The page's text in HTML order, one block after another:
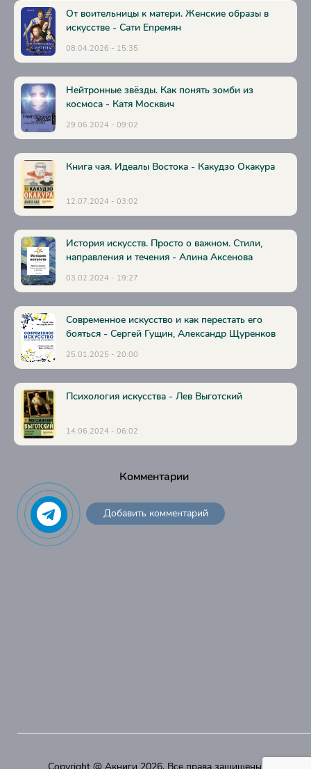
От воительницы к матери. Женские образы в
искусстве - Сати Епремян
08.04.2026 - 15:35
Нейтронные звёзды. Как понять зомби из
космоса - Катя Москвич
29.06.2024 - 09:02
Книга чая. Идеалы Востока - Какудзо Окакура
12.07.2024 - 03:02
История искусств. Просто о важном. Стили,
направления и течения - Алина Аксенова
03.02.2024 - 19:27
Современное искусство и как перестать его
бояться - Сергей Гущин, Александр Щуренков
25.01.2025 - 20:00
Психология искусства - Лев Выготский
14.06.2024 - 06:02
Комментарии
Добавить комментарий